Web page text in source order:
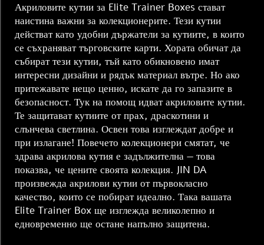
Акриловите кутии за Elite Trainer Boxes стават
наистина важни за колекционерите. Тези кутии
действат като удобни държатели за кутиите, в които
се съхраняват търговските карти. Хората обичат да
събират тези кутии, тъй като обикновено имат
интересни дизайни и рядък материал вътре. Но ако
притежавате нещо ценно, искате да го запазите в
безопасност. Тук на помощ идват акриловите кутии.
Те защитават кутиите от прах, драскотини и
слънчева светлина. Освен това изглеждат добре и
при излагане! Повечето колекционери смятат, че
здрава акрилова кутия е задължителна — това
показва, че цените своята колекция. JIN DA
произвежда акрилови кутии от първокласно
качество, които се побират идеално. Така вашата
Elite Trainer Box ще изглежда великолепно и
едновременно ще остане напълно защитена.